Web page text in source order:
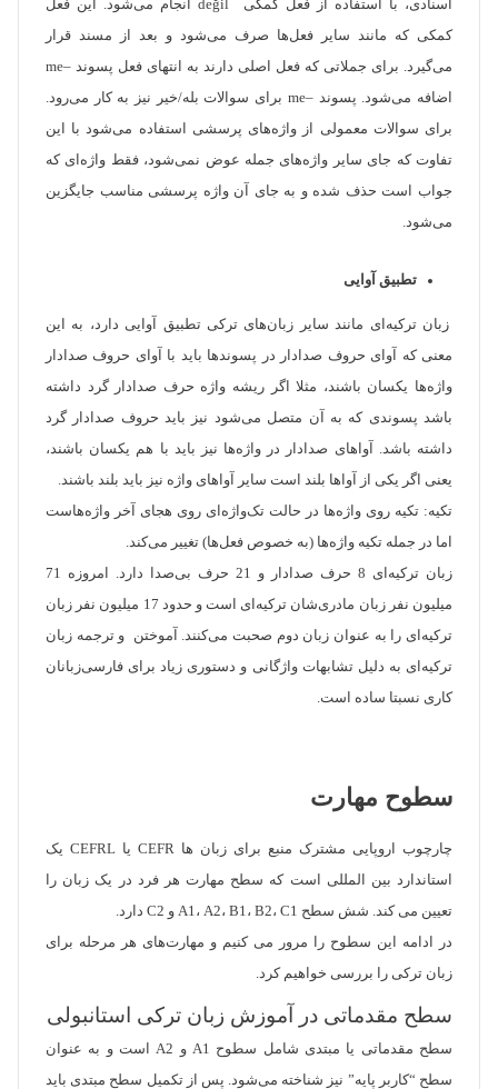
اسنادی، با استفاده از فعل کمکی değil انجام می‌شود. این فعل
کمکی که مانند سایر فعل‌ها صرف می‌شود و بعد از مسند قرار
می‌گیرد. برای جملاتی که فعل اصلی دارند به انتهای فعل پسوند –me
اضافه می‌شود. پسوند –me برای سوالات بله/خیر نیز به کار می‌رود.
برای سوالات معمولی از واژه‌های پرسشی استفاده‌ می‌شود با این
تفاوت که جای سایر واژه‌های جمله عوض نمی‌شود، فقط واژه‌ای که
جواب است حذف شده و به جای آن واژه پرسشی مناسب جایگزین
می‌شود.
تطبیق آوایی
زبان ترکیه‌ای مانند سایر زبان‌های ترکی تطبیق آوایی دارد، به این
معنی که آوای حروف صدادار در پسوندها باید با آوای حروف صدادار
واژه‌ها یکسان باشند، مثلا اگر ریشه واژه حرف صدادار گرد داشته
باشد پسوندی که به آن متصل می‌شود نیز باید حروف صدادار گرد
داشته باشد. آواهای صدادار در واژه‌ها نیز باید با هم یکسان باشند،
یعنی اگر یکی از آواها بلند است سایر آواهای واژه نیز باید بلند باشند.
تکیه: تکیه روی واژه‌ها در حالت تک‌واژه‌ای روی هجای آخر واژه‌هاست
اما در جمله تکیه واژه‌ها (به خصوص فعل‌ها) تغییر می‌کند.
زبان ترکیه‌ای 8 حرف صدادار و 21 حرف بی‌صدا دارد. امروزه 71
میلیون نفر زبان مادری‌شان ترکیه‌ای است و حدود 17 میلیون نفر زبان
ترکیه‌ای را به عنوان زبان دوم صحبت می‌کنند. آموختن و ترجمه زبان
ترکیه‌ای به دلیل تشابهات واژگانی و دستوری زیاد برای فارسی‌زبانان
کاری نسبتا ساده است.
سطوح مهارت
چارچوب اروپایی مشترک منبع برای زبان ها CEFR یا CEFRL یک
استاندارد بین المللی است که سطح مهارت هر فرد در یک زبان را
تعیین می کند. شش سطح A1، A2، B1، B2، C1 و C2 دارد.
در ادامه این سطوح را مرور می کنیم و مهارت‌های هر مرحله برای
زبان ترکی را بررسی خواهیم کرد.
سطح مقدماتی در آموزش زبان ترکی استانبولی
سطح مقدماتی یا مبتدی شامل سطوح A1 و A2 است و به عنوان
سطح “کاربر پایه” نیز شناخته می‌شود. پس از تکمیل سطح مبتدی باید